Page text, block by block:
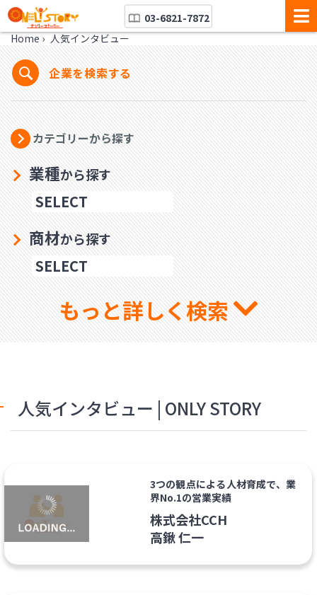
03-6821-7872
Home › 人気インタビュー
企業を検索する
カテゴリーから探す
業種から探す
商材から探す
もっと詳しく検索
人気インタビュー | ONLY STORY
3つの観点による人材育成で、業
界No.1の営業実績
株式会社CCH
高鍬 仁一